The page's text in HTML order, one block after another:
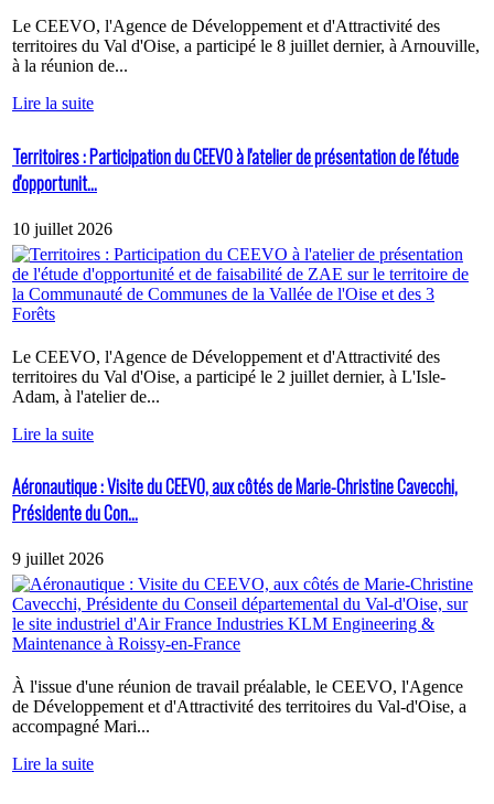
Le CEEVO, l'Agence de Développement et d'Attractivité des
territoires du Val d'Oise, a participé le 8 juillet dernier, à Arnouville,
à la réunion de...
Lire la suite
Territoires : Participation du CEEVO à l'atelier de présentation de l'étude
d'opportunit...
10 juillet 2026
Le CEEVO, l'Agence de Développement et d'Attractivité des
territoires du Val d'Oise, a participé le 2 juillet dernier, à L'Isle-
Adam, à l'atelier de...
Lire la suite
Aéronautique : Visite du CEEVO, aux côtés de Marie-Christine Cavecchi,
Présidente du Con...
9 juillet 2026
À l'issue d'une réunion de travail préalable, le CEEVO, l'Agence
de Développement et d'Attractivité des territoires du Val-d'Oise, a
accompagné Mari...
Lire la suite